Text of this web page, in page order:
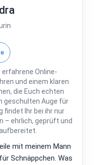
erfahrene Online-
und einem klaren
die Euch echten
geschulten Auge für
findet Ihr bei ihr nur
– ehrlich, geprüft und
mit meinem Mann
Schnäppchen. Was